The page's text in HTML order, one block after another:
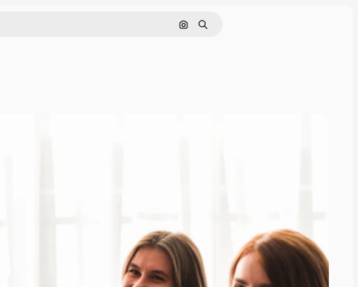
Поиск по изображению
Поиск